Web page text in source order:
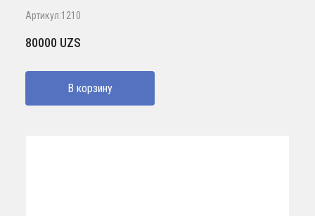
Артикул:1210
80000 UZS
В корзину